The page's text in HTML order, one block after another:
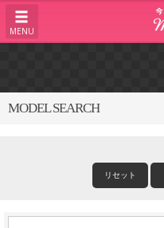
MENU
MODEL SEARCH
リセット